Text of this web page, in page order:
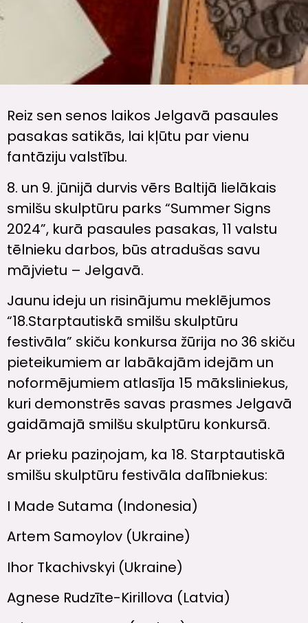
Reiz sen senos laikos Jelgavā pasaules
pasakas satikās, lai kļūtu par vienu
fantāziju valstību.
8. un 9. jūnijā durvis vērs Baltijā lielākais
smilšu skulptūru parks “Summer Signs
2024”, kurā pasaules pasakas, 11 valstu
tēlnieku darbos, būs atradušas savu
mājvietu – Jelgavā.
Jaunu ideju un risinājumu meklējumos
“18.Starptautiskā smilšu skulptūru
festivāla” skiču konkursa žūrija no 36 skiču
pieteikumiem ar labākajām idejām un
noformējumiem atlasīja 15 māksliniekus,
kuri demonstrēs savas prasmes Jelgavā
gaidāmajā smilšu skulptūru konkursā.
Ar prieku paziņojam, ka 18. Starptautiskā
smilšu skulptūru festivāla dalībniekus:
I Made Sutama (Indonesia)
Artem Samoylov (Ukraine)
Ihor Tkachivskyi (Ukraine)
Agnese Rudzīte-Kirillova (Latvia)